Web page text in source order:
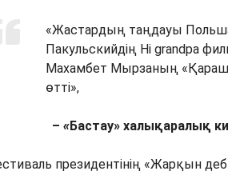
«Жастардың таңдауы
Пакульскийдің Hi grandpa
Махамбет Мырзаның
өтті»,
–«Бастау» халықаралық
президентінің «Жарқын